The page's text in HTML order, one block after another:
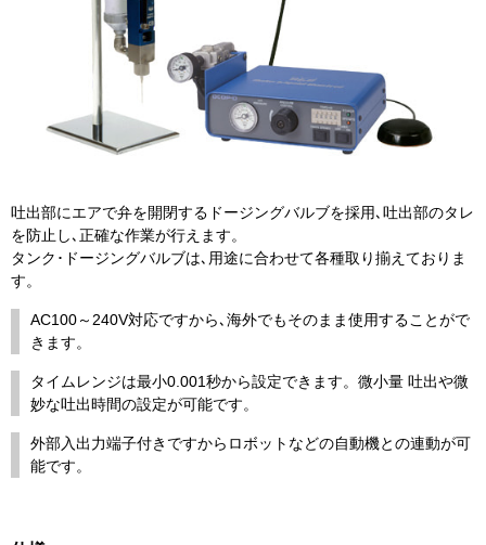
吐出部にエアで弁を開閉するドージングバルブを採用､吐出部のタレ
を防止し､正確な作業が行えます。
タンク･ドージングバルブは､用途に合わせて各種取り揃えておりま
す。
AC100～240V対応ですから､海外でもそのまま使用することがで
きます。
タイムレンジは最小0.001秒から設定できます。微小量 吐出や微
妙な吐出時間の設定が可能です。
外部入出力端子付きですからロボットなどの自動機との連動が可
能です。